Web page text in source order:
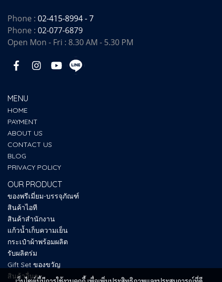
Phone : 02-415-8994 - 7
Phone : 02-077-6879
Open Mon - Fri : 8.30 AM - 5.30 PM
MENU
HOME
PAYMENT
ABOUT US
CONTACT US
BLOG
PRIVACY POLICY
OUR PRODUCT
ของพรีเมี่ยม-บรรจุภัณฑ์
สินค้าไอที
สินค้าสำนักงาน
แก้วน้ำเก็บความเย็น
กระเป๋าผ้าพร้อมผลิต
รับผลิตร่ม
Gift Set ของขวัญ
สินค้าอื่นๆ